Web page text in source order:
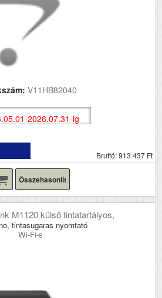
V11HB82040
2026.07.31-ig
Bruttó: 913 437 Ft
Összehasonlít
M1120 külső tintatartályos,
tintasugaras nyomtató
Wi-Fi-s